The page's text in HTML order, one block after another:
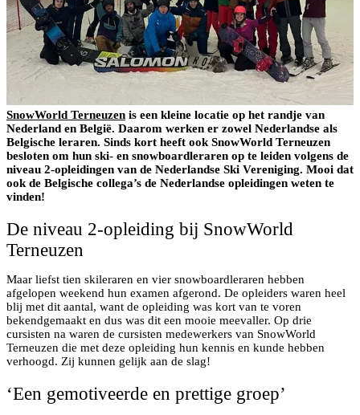
SnowWorld Terneuzen is een kleine locatie op het randje van
Nederland en België. Daarom werken er zowel Nederlandse als
Belgische leraren. Sinds kort heeft ook SnowWorld Terneuzen
besloten om hun ski- en snowboardleraren op te leiden volgens de
niveau 2-opleidingen van de Nederlandse Ski Vereniging. Mooi dat
ook de Belgische collega’s de Nederlandse opleidingen weten te
vinden!
De niveau 2-opleiding bij SnowWorld
Terneuzen
Maar liefst tien skileraren en vier snowboardleraren hebben
afgelopen weekend hun examen afgerond. De opleiders waren heel
blij met dit aantal, want de opleiding was kort van te voren
bekendgemaakt en dus was dit een mooie meevaller. Op drie
cursisten na waren de cursisten medewerkers van SnowWorld
Terneuzen die met deze opleiding hun kennis en kunde hebben
verhoogd. Zij kunnen gelijk aan de slag!
‘Een gemotiveerde en prettige groep’